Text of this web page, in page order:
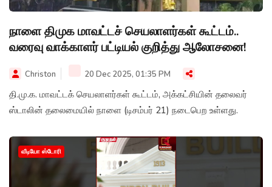
நாளை திமுக மாவட்டச் செயலாளர்கள் கூட்டம்..
வரைவு வாக்காளர் பட்டியல் குறித்து ஆலோசனை!
Christon 20 Dec 2025, 01:35 PM
தி.மு.க. மாவட்டக் செயலாளர்கள் கூட்டம், அக்கட்சியின் தலைவர்
ஸ்டாலின் தலைமையில் நாளை (டிசம்பர் 21) நடைபெற உள்ளது.
வீடியோ ஸ்டோரி